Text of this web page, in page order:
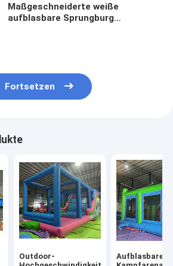
Maßgeschneiderte weiße
aufblasbare Sprungburg
Fortsetzen
Outdoor-
Aufblasbare